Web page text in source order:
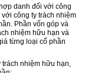
danh đối với công
công ty trách nhiệm
Phần vốn góp và
nhiệm hữu hạn và
từng loại cổ phần
trách nhiệm hữu hạn,